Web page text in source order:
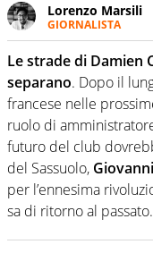
Lorenzo Marsili
GIORNALISTA
Giornalista
delle anime
evento e lo fa
Le strade di Damien
separano. Dopo il
francese nelle
ruolo di
futuro del club
del Sassuolo,
per l’ennesima
sa di ritorno al passato.